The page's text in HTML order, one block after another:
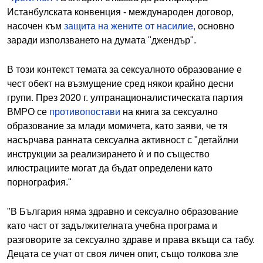
Истанбулската конвенция - международен договор,
насочен към защита на жените от насилие, основно
заради използването на думата "джендър".
В този контекст темата за сексуалното образование е
чест обект на възмущение сред някои крайно десни
групи. През 2020 г. ултранационалистическата партия
ВМРО се противопостави на книга за сексуално
образование за млади момичета, като заяви, че тя
насърчава ранната сексуална активност с "детайлни
инструкции за реализирането ѝ и по същество
илюстрациите могат да бъдат определени като
порнография."
"В България няма здравно и сексуално образование
като част от задължителната учебна програма и
разговорите за сексуално здраве и права вкъщи са табу.
Децата се учат от своя личен опит, също толкова зле